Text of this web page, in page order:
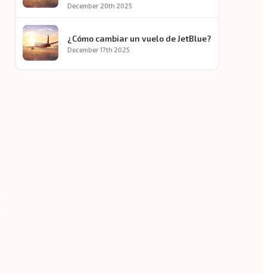
December 20th 2025
¿Cómo cambiar un vuelo de JetBlue?
December 17th 2025